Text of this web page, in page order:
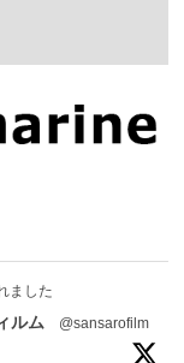
ました
ルム
@sansarofilm